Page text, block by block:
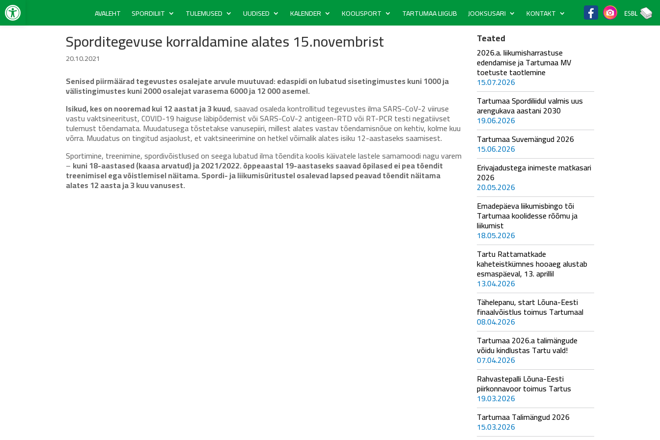
AVALEHT SPORDILIIT TULEMUSED UUDISED KALENDER KOOLISPORT TARTUMAA LIIGUB JOOKSUSARI KONTAKT
Sporditegevuse korraldamine alates 15.novembrist
20.10.2021
Senised piirmäärad tegevustes osalejate arvule muutuvad:edaspidi on lubatud sisetingimustes kuni 1000 ja
välistingimustes kuni 2000 osalejatvarasema 6000 ja 12 000 asemel.
Isikud, kes on nooremad kui 12 aastat ja 3 kuud, saavad osaleda kontrollitud tegevustes ilma SARS-CoV-2 viiruse
vastu vaktsineeritust, COVID-19 haiguse läbipõdemist või SARS-CoV-2 antigeen-RTD või RT-PCR testi negatiivset
tulemust tõendamata. Muudatusega tõstetakse vanusepiiri, millest alates vastav tõendamisnõue on kehtiv, kolme kuu
võrra. Muudatus on tingitud asjaolust, et vaktsineerimine on hetkel võimalik alates isiku 12-aastaseks saamisest.
Sportimine, treenimine, spordivõistlused on seega lubatud ilma tõendita koolis käivatele lastele samamoodi nagu varem
– kuni 18-aastased (kaasa arvatud) ja 2021/2022. õppeaastal 19-aastaseks saavad õpilased ei pea tõendit
treenimisel ega võistlemisel näitama. Spordi- ja liikumisüritustel osalevad lapsed peavad tõendit näitama
alates 12 aasta ja 3 kuu vanusest.
Teated
2026.a. liikumisharrastuse
edendamise ja Tartumaa MV
toetuste taotlemine
15.07.2026
Tartumaa Spordiliidul valmis uus
arengukava aastani 2030
19.06.2026
Tartumaa Suvemängud 2026
15.06.2026
Erivajadustega inimeste matkasari
2026
20.05.2026
Emadepäeva liikumisbingo tõi
Tartumaa koolidesse rõõmu ja
liikumist
18.05.2026
Tartu Rattamatkade
kaheteistkümnes hooaeg alustab
esmaspäeval, 13. aprillil
13.04.2026
Tähelepanu, start Lõuna-Eesti
finaalvõistlus toimus Tartumaal
08.04.2026
Tartumaa 2026.a talimängude
võidu kindlustas Tartu vald!
07.04.2026
Rahvastepalli Lõuna-Eesti
piirkonnavoor toimus Tartus
19.03.2026
Tartumaa Talimängud 2026
15.03.2026